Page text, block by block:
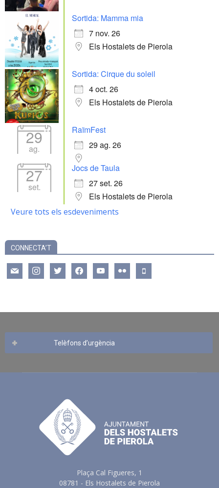
Sortida: Mamma mia
7 nov. 26
Els Hostalets de Pierola
Sortida: Cirque du soleil
4 oct. 26
Els Hostalets de Pierola
29
ag.
RaïmFest
29 ag. 26
27
set.
Jocs de Taula
27 set. 26
Els Hostalets de Pierola
Veure tots els esdeveniments
CONNECTA’T
mail instagramtwitter facebookyoutube flickr mobile
Telèfons d’urgència
Plaça Cal Figueres, 1
08781 - Els Hostalets de Pierola